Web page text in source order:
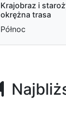
Krajobraz i
okrężna trasa
Północ